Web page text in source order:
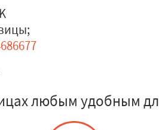
;
любым удобным